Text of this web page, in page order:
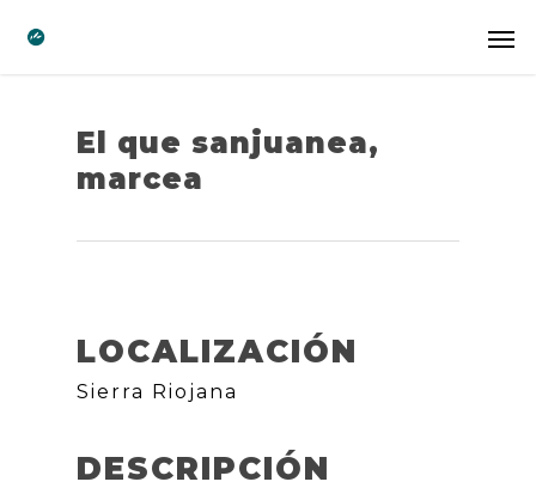
El que sanjuanea,
marcea
LOCALIZACIÓN
Sierra Riojana
DESCRIPCIÓN